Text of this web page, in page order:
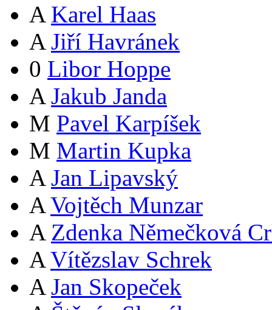
A Karel Haas
A Jiří Havránek
0 Libor Hoppe
A Jakub Janda
M Pavel Karpíšek
M Martin Kupka
A Jan Lipavský
A Vojtěch Munzar
A Zdenka Němečková
A Vítězslav Schrek
A Jan Skopeček